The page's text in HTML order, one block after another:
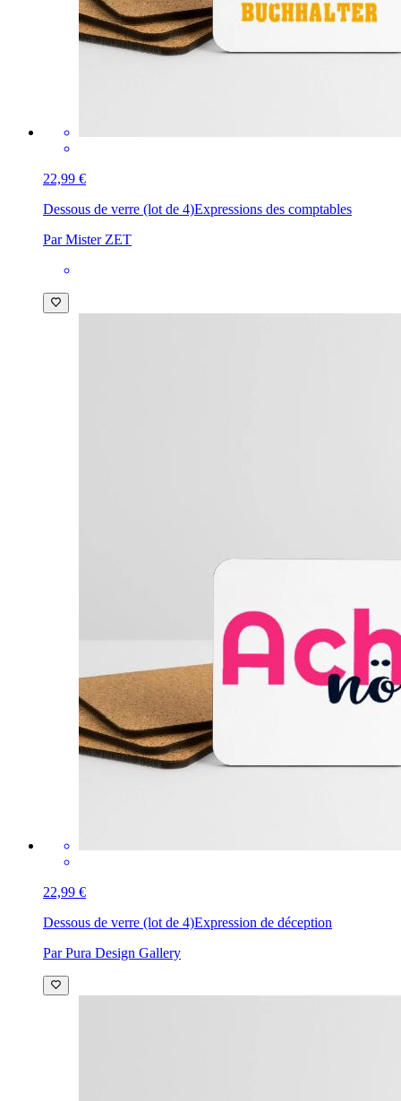
22,99 €
Dessous de verre (lot de 4)Expressions des comptables
Par Mister ZET
22,99 €
Dessous de verre (lot de 4)Expression de déception
Par Pura Design Gallery